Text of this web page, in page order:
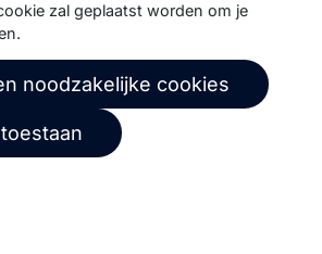
Copernica B.V.
Privacybeleid
zal geplaatst worden om je
noodzakelijke cookies